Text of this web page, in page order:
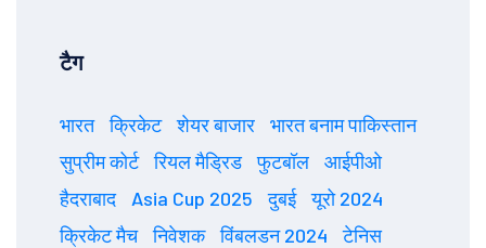
टैग
भारत क्रिकेट शेयर बाजार
भारत बनाम पाकिस्तान
सुप्रीम कोर्ट
रियल मैड्रिड फुटबॉल
आईपीओ
हैदराबाद
Asia Cup 2025 दुबई
यूरो 2024
क्रिकेट मैच
निवेशक विंबलडन 2024
टेनिस